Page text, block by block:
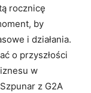
rocznicę
by
i działania.
o przyszłości
w
z G2A